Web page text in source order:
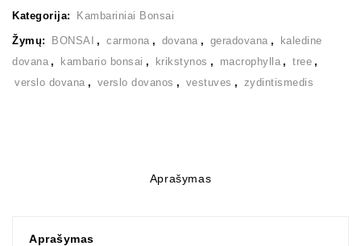
Kategorija: Kambariniai Bonsai
Žymų: BONSAI , carmona , dovana , geradovana ,
kaledine
dovana , kambario bonsai , krikstynos , macrophylla , tree ,
verslo dovana , verslo dovanos , vestuves , zydintismedis
Aprašymas
Aprašymas